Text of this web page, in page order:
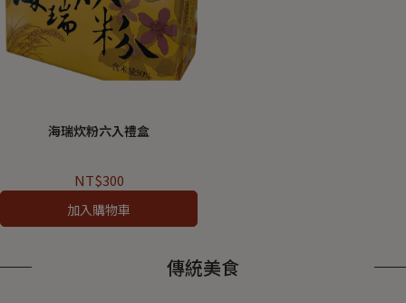
海瑞炊粉六入禮盒
NT$300
加入購物車
傳統美食